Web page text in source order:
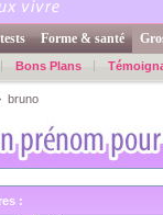
Forme & santé
Bons Plans
bruno
: